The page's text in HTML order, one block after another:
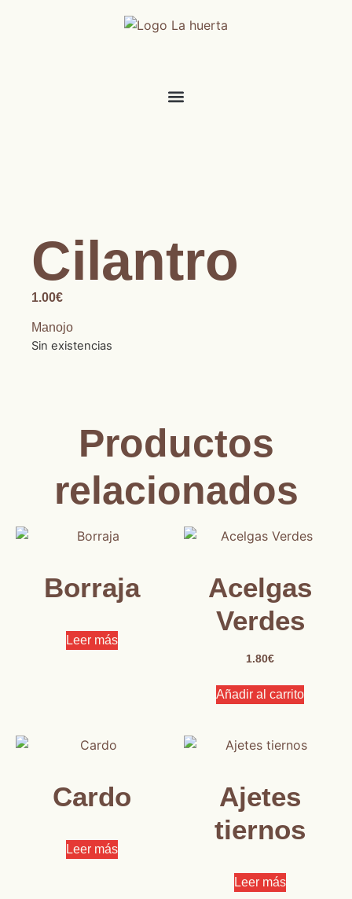
Cilantro
1.00€
Manojo
Sin existencias
Productos
relacionados
Borraja
Leer más
Acelgas
Verdes
1.80€
Añadir al carrito
Cardo
Leer más
Ajetes
tiernos
Leer más